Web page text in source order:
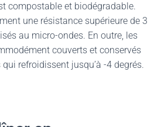
compostable et biodégradable.
une résistance supérieure de 3
au micro-ondes. En outre, les
couverts et conservés
refroidissent jusqu’à -4 degrés.